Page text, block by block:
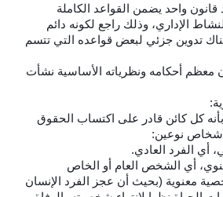
واحد يضمن القواعد الكاملة
الإداري، وذلك راجع لكونه دائم
هناك تدوين جزئي لبعض قواعده التي تتسم
معظم أحكامه ونظرياته الأساسية نشأت
كل كائن قادر على اكتساب الحقوق
نوعين:
أي الشخص العام أو الخاص
معنوية (بحيث أن عجز الفرد الإنسان